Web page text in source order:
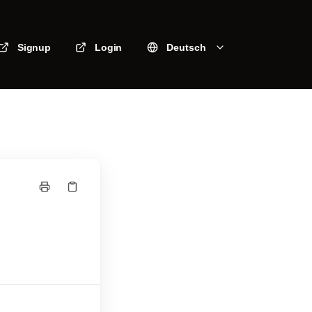
Signup Login Deutsch